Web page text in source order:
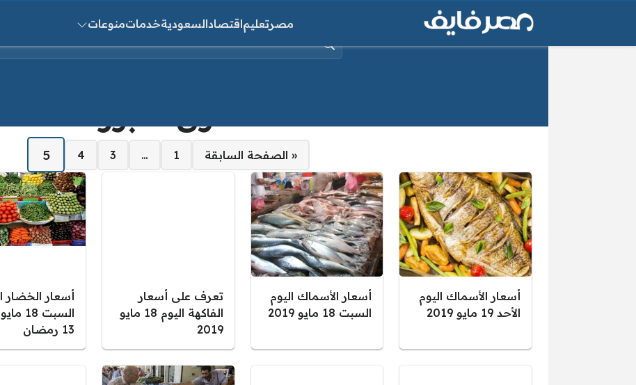
مصرتعليماقتصادالسعوديةخدماتمنوعات
« الصفحة السابقة 1
…
3
4
5
أسعار الأسماك اليوم
الأحد 19 مايو 2019
أسعار الأسماك اليوم
السبت 18 مايو 2019
تعرف على أسعار
الفاكهة اليوم 18 مايو
2019
أسعار الخضار
13 رمضان